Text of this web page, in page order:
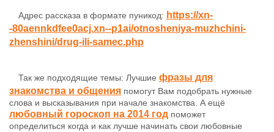
Адрес рассказа в формате пуникод: https://xn-
-80aennkdfee0acj.xn--p1ai/otnosheniya-muzhchini-
zhenshini/drug-ili-samec.php
Так же подходящие темы: Лучшие фразы для
знакомства и общения помогут Вам подобрать нужные
слова и высказывания при начале знакомства. А ещё
любовный гороскоп на 2014 год поможет
определиться когда и как лучше начинать свои любовные